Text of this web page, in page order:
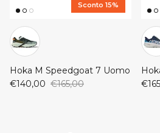
Sconto 15%
Hoka M Speedgoat 7 Uomo
€140,00 €165,00